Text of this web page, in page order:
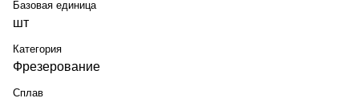
Базовая единица
шт
Категория
Фрезерование
Сплав